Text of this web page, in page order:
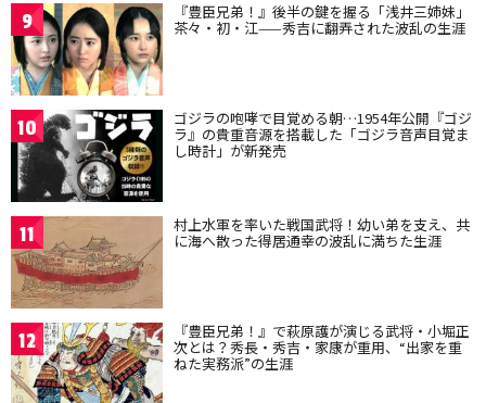
9 『豊臣兄弟！』後半の鍵を握る「浅井三姉妹」
茶々・初・江——秀吉に翻弄された波乱の生涯
10 ゴジラの咆哮で目覚める朝…1954年公開『ゴジ
ラ』の貴重音源を搭載した「ゴジラ音声目覚ま
し時計」が新発売
11 村上水軍を率いた戦国武将！幼い弟を支え、共
に海へ散った得居通幸の波乱に満ちた生涯
12 『豊臣兄弟！』で萩原護が演じる武将・小堀正
次とは？秀長・秀吉・家康が重用、“出家を重
ねた実務派”の生涯